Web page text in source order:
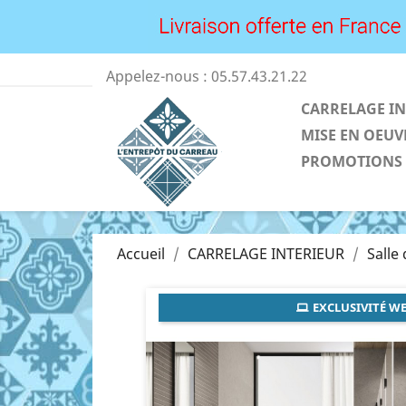
Appelez-nous : 05.57.43.21.22
CARRELAGE
MISE EN
PROMOTIONS
Accueil CARRELAGE INTERIEUR Salle
EXCLUSIVITÉ